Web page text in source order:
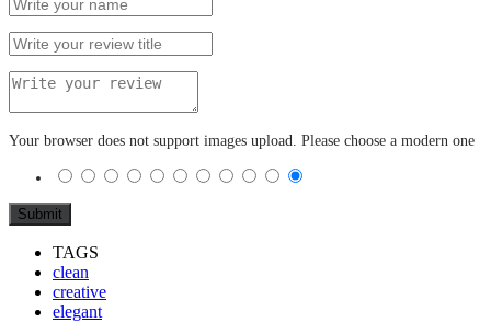
Your browser does not support images upload. Please choose a modern one
TAGS
clean
creative
elegant